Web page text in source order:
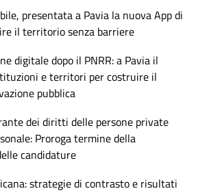
presentata a Pavia la nuova App di
il territorio senza barriere
digitale dopo il PNRR: a Pavia il
e territori per costruire il
pubblica
dei diritti delle persone private
Proroga termine della
candidature
strategie di contrasto e risultati